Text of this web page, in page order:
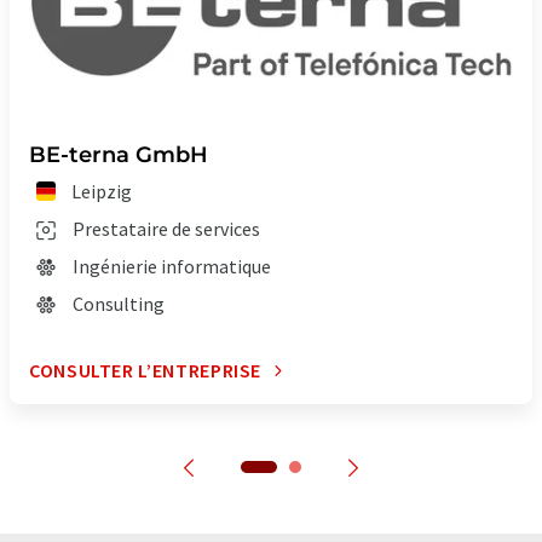
BE-terna GmbH
Leipzig
Prestataire de services
Ingénierie informatique
Consulting
CONSULTER L’ENTREPRISE